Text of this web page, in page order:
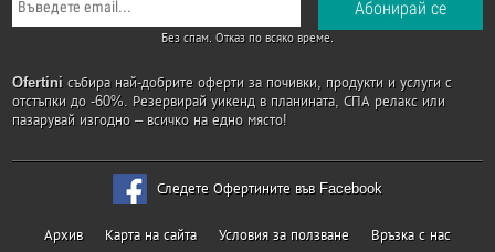
Без спам. Отказ по всяко време.
Ofertini събира най-добрите оферти за почивки, продукти и услуги с
отстъпки до -60%. Резервирай уикенд в планината, СПА релакс или
пазарувай изгодно – всичко на едно място!
Следете Офертините във Facebook
Архив Карта на сайта Условия за ползване Връзка с нас